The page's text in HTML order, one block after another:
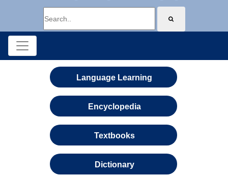
Language Learning
Encyclopedia
Textbooks
Dictionary